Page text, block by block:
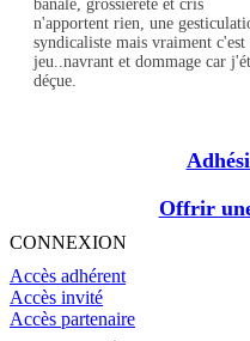
banale, grossièreté et cris
n'apportent rien, une
syndicaliste mais vraiment
jeu..navrant et dommage car
déçue.
Offrir
CONNEXION
Accès adhérent
Accès invité
Accès partenaire